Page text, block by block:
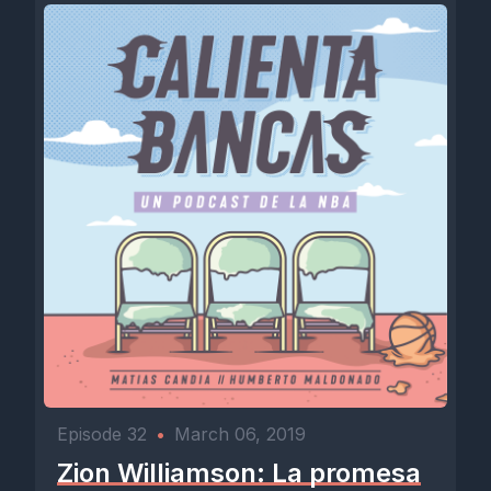
Episode 32 • March 06, 2019
Zion Williamson: La promesa